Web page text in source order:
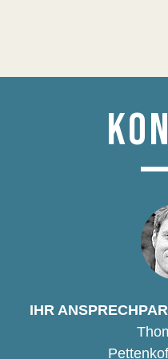
IHR